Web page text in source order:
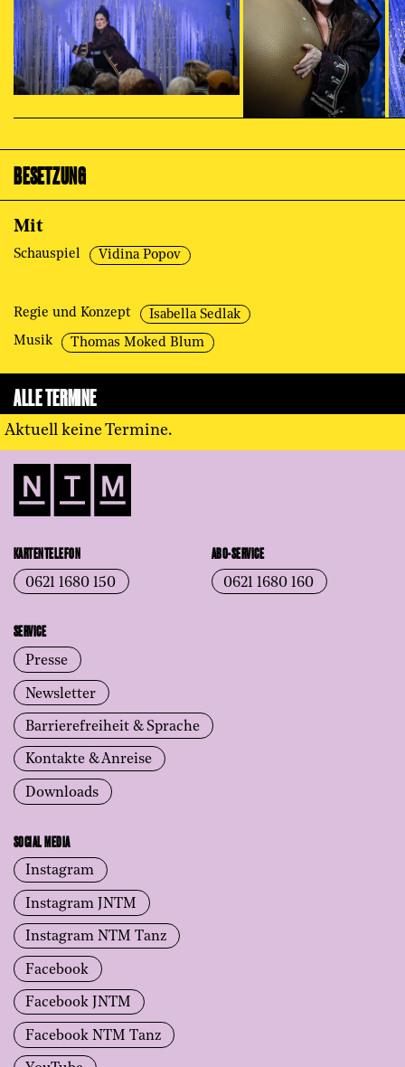
BESETZUNG
Mit
Schauspiel Vidina Popov
Regie und Konzept
Isabella Sedlak
Musik
Thomas Moked Blum
ALLE TERMINE
Aktuell keine Termine.
KARTENTELEFON
0621 1680 150
ABO-SERVICE
0621 1680 160
SERVICE
Presse
Newsletter
Barrierefreiheit & Sprache
Kontakte & Anreise
Downloads
SOCIAL MEDIA
Instagram
Instagram JNTM
Instagram NTM Tanz
Facebook
Facebook JNTM
Facebook NTM Tanz